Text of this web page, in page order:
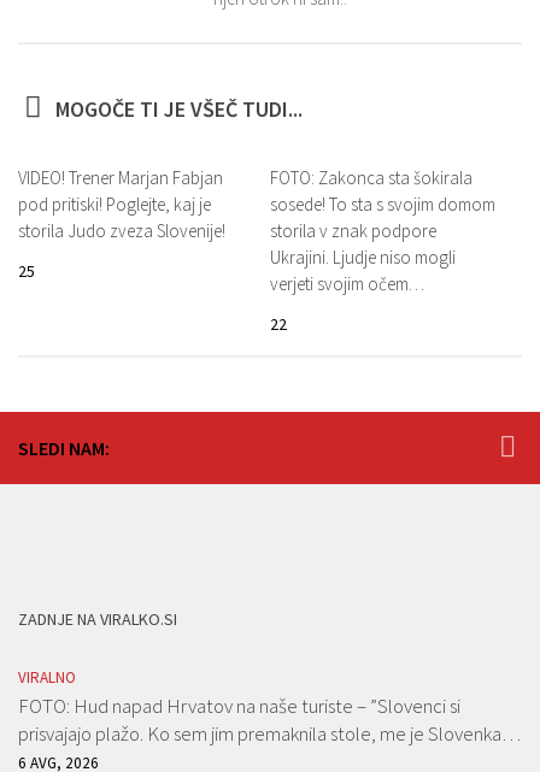
MOGOČE TI JE VŠEČ TUDI...
VIDEO! Trener Marjan Fabjan
pod pritiski! Poglejte, kaj je
storila Judo zveza Slovenije!
25
FOTO: Zakonca sta šokirala
sosede! To sta s svojim domom
storila v znak podpore
Ukrajini. Ljudje niso mogli
verjeti svojim očem…
22
SLEDI NAM:
ZADNJE NA VIRALKO.SI
VIRALNO
FOTO: Hud napad Hrvatov na naše turiste – ”Slovenci si
prisvajajo plažo. Ko sem jim premaknila stole, me je Slovenka…
6 AVG, 2026